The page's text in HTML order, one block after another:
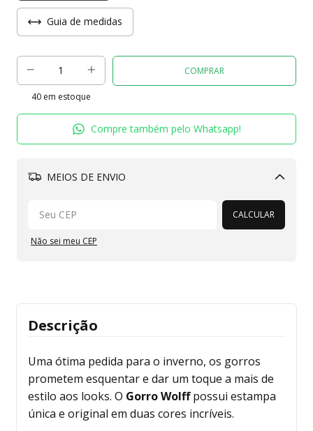
Guia de medidas
40em estoque
Compre também pelo Whatsapp!
MEIOS DE ENVIO
Alterar CEP
CALCULAR
Não sei meu CEP
Descrição
Uma ótima pedida para o inverno, os gorros
prometem esquentar e dar um toque a mais de
estilo aos looks. O Gorro Wolffpossui estampa
única e original em duas cores incríveis.